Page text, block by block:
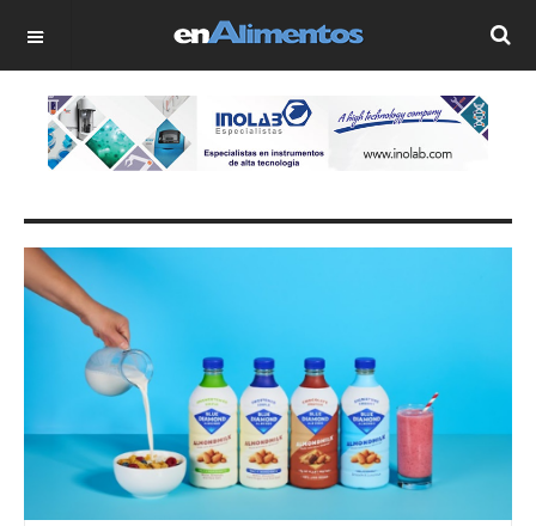
OFF CANVAS